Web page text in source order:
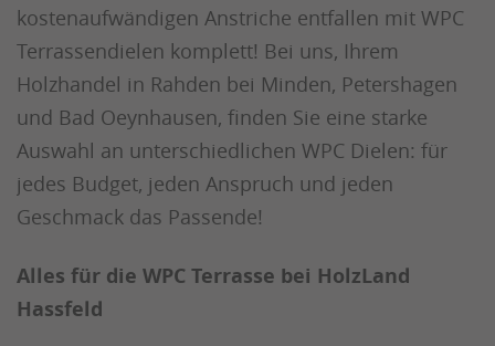
kostenaufwändigen Anstriche entfallen mit WPC
Terrassendielen komplett! Bei uns, Ihrem
Holzhandel in Rahden bei Minden, Petershagen
und Bad Oeynhausen, finden Sie eine starke
Auswahl an unterschiedlichen WPC Dielen: für
jedes Budget, jeden Anspruch und jeden
Geschmack das Passende!
Alles für die WPC Terrasse bei HolzLand
Hassfeld